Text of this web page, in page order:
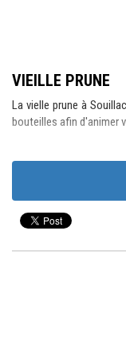
VIEILLE PRUNE
La vielle prune à
bouteilles afin d'animer